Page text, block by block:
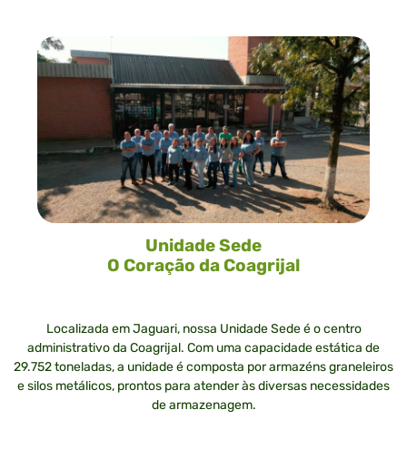
Unidade Sede
O Coração da Coagrijal
Localizada em Jaguari, nossa Unidade Sede é o centro
administrativo da Coagrijal. Com uma capacidade estática de
29.752 toneladas, a unidade é composta por armazéns graneleiros
e silos metálicos, prontos para atender às diversas necessidades
de armazenagem.